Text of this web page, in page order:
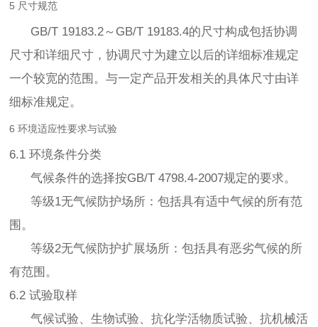
5 尺寸规范
GB/T 19183.2～GB/T 19183.4的尺寸构成包括协调
尺寸和详细尺寸，协调尺寸为建立以后的详细标准规定
一个较宽的范围。与一定产品开发相关的具体尺寸由详
细标准规定。
6 环境适应性要求与试验
6.1 环境条件分类
气候条件的选择按GB/T 4798.4-2007规定的要求。
等级1无气候防护场所：包括具有适中气候的所有范
围。
等级2无气候防护扩展场所：包括具有恶劣气候的所
有范围。
6.2 试验取样
气候试验、生物试验、抗化学活物质试验、抗机械活